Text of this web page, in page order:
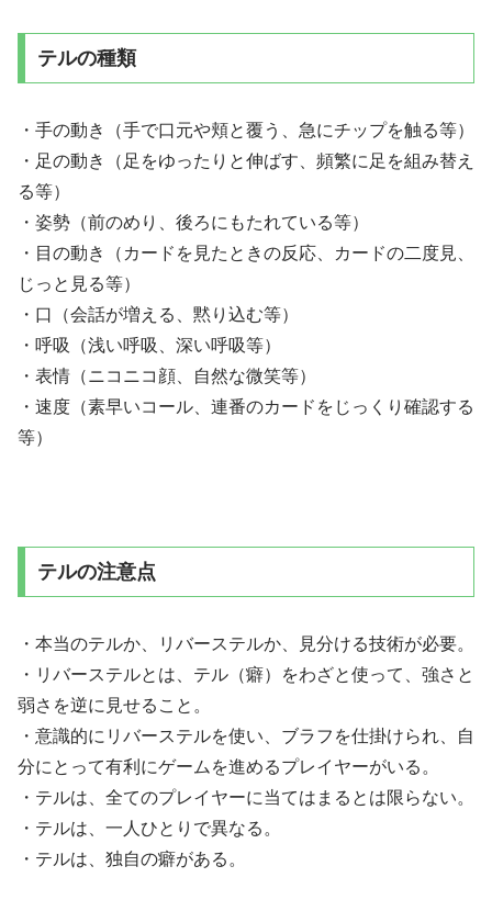
テルの種類
・手の動き（手で口元や頬と覆う、急にチップを触る等）
・足の動き（足をゆったりと伸ばす、頻繁に足を組み替え
る等）
・姿勢（前のめり、後ろにもたれている等）
・目の動き（カードを見たときの反応、カードの二度見、
じっと見る等）
・口（会話が増える、黙り込む等）
・呼吸（浅い呼吸、深い呼吸等）
・表情（ニコニコ顔、自然な微笑等）
・速度（素早いコール、連番のカードをじっくり確認する
等）
テルの注意点
・本当のテルか、リバーステルか、見分ける技術が必要。
・リバーステルとは、テル（癖）をわざと使って、強さと
弱さを逆に見せること。
・意識的にリバーステルを使い、ブラフを仕掛けられ、自
分にとって有利にゲームを進めるプレイヤーがいる。
・テルは、全てのプレイヤーに当てはまるとは限らない。
・テルは、一人ひとりで異なる。
・テルは、独自の癖がある。